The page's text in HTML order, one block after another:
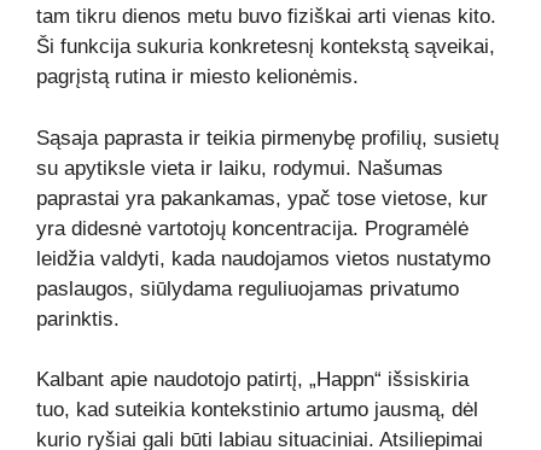
tam tikru dienos metu buvo fiziškai arti vienas kito.
Ši funkcija sukuria konkretesnį kontekstą sąveikai,
pagrįstą rutina ir miesto kelionėmis.
Sąsaja paprasta ir teikia pirmenybę profilių, susietų
su apytiksle vieta ir laiku, rodymui. Našumas
paprastai yra pakankamas, ypač tose vietose, kur
yra didesnė vartotojų koncentracija. Programėlė
leidžia valdyti, kada naudojamos vietos nustatymo
paslaugos, siūlydama reguliuojamas privatumo
parinktis.
Kalbant apie naudotojo patirtį, „Happn“ išsiskiria
tuo, kad suteikia kontekstinio artumo jausmą, dėl
kurio ryšiai gali būti labiau situaciniai. Atsiliepimai